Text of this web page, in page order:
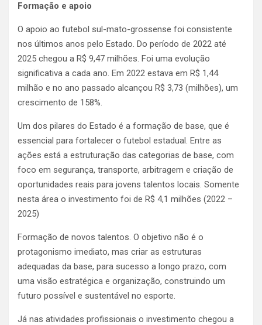
Formação e apoio
O apoio ao futebol sul-mato-grossense foi consistente
nos últimos anos pelo Estado. Do período de 2022 até
2025 chegou a R$ 9,47 milhões. Foi uma evolução
significativa a cada ano. Em 2022 estava em R$ 1,44
milhão e no ano passado alcançou R$ 3,73 (milhões), um
crescimento de 158%.
Um dos pilares do Estado é a formação de base, que é
essencial para fortalecer o futebol estadual. Entre as
ações está a estruturação das categorias de base, com
foco em segurança, transporte, arbitragem e criação de
oportunidades reais para jovens talentos locais. Somente
nesta área o investimento foi de R$ 4,1 milhões (2022 –
2025)
Formação de novos talentos. O objetivo não é o
protagonismo imediato, mas criar as estruturas
adequadas da base, para sucesso a longo prazo, com
uma visão estratégica e organização, construindo um
futuro possível e sustentável no esporte.
Já nas atividades profissionais o investimento chegou a